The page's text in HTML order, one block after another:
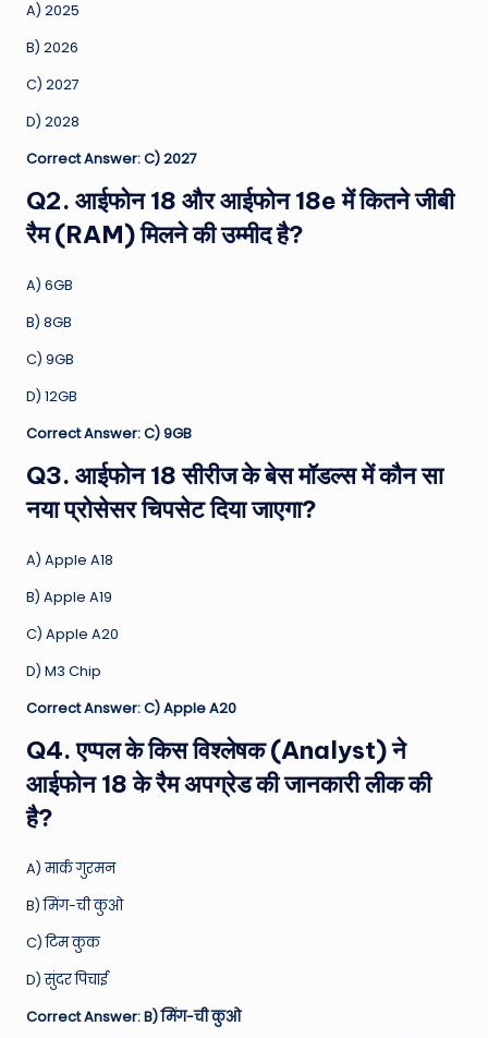
A) 2025
B) 2026
C) 2027
D) 2028
Correct Answer: C) 2027
Q2. आईफोन 18 और आईफोन 18e में कितने जीबी
रैम (RAM) मिलने की उम्मीद है?
A) 6GB
B) 8GB
C) 9GB
D) 12GB
Correct Answer: C) 9GB
Q3. आईफोन 18 सीरीज के बेस मॉडल्स में कौन सा
नया प्रोसेसर चिपसेट दिया जाएगा?
A) Apple A18
B) Apple A19
C) Apple A20
D) M3 Chip
Correct Answer: C) Apple A20
Q4. एप्पल के किस विश्लेषक (Analyst) ने
आईफोन 18 के रैम अपग्रेड की जानकारी लीक की
है?
A) मार्क गुरमन
B) मिंग-ची कुओ
C) टिम कुक
D) सुंदर पिचाई
Correct Answer: B) मिंग-ची कुओ